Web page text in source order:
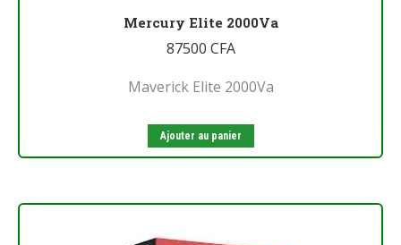
Mercury Elite 2000Va
87500 CFA
Maverick Elite 2000Va
Ajouter au panier